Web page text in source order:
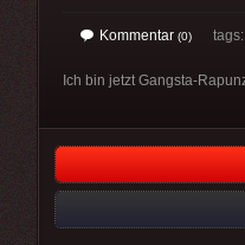
Kommentar (0) tags:
Ich bin jetzt Gangsta-